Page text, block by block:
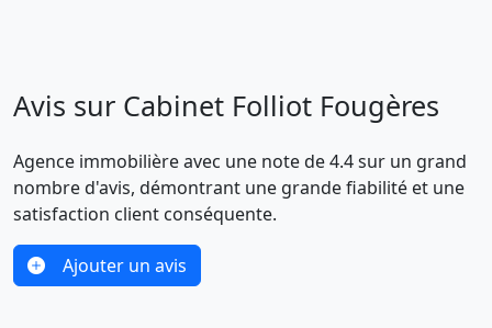
Avis sur Cabinet Folliot Fougères
Agence immobilière avec une note de 4.4 sur un grand
nombre d'avis, démontrant une grande fiabilité et une
satisfaction client conséquente.
Ajouter un avis